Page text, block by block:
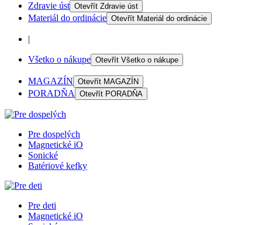
Zdravie úst Otevřít Zdravie úst
Materiál do ordinácie Otevřít Materiál do ordinácie
|
Všetko o nákupe Otevřít Všetko o nákupe
MAGAZÍN Otevřít MAGAZÍN
PORADŇA Otevřít PORADŇA
Pre dospelých
Magnetické iO
Sonické
Batériové kefky
Pre deti
Magnetické iO